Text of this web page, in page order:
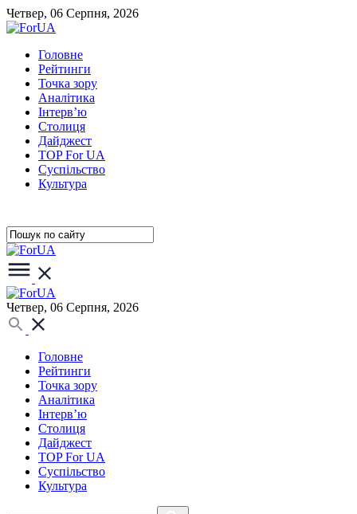
Четвер, 06 Серпня, 2026
Головне
Рейтинги
Точка зору
Аналітика
Інтерв’ю
Столиця
Дайджест
TOP For UA
Суспiльство
Культура
Четвер, 06 Серпня, 2026
Головне
Рейтинги
Точка зору
Аналітика
Інтерв’ю
Столиця
Дайджест
TOP For UA
Суспiльство
Культура